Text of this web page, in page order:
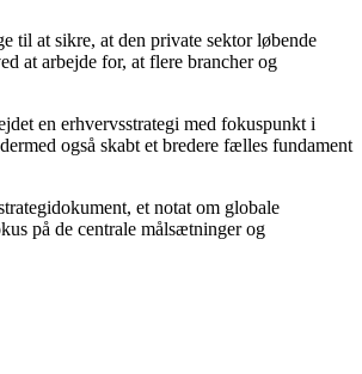
til at sikre, at den private sektor løbende
at arbejde for, at flere brancher og
en erhvervsstrategi med fokuspunkt i
også skabt et bredere fælles fundament
et notat om globale
på de centrale målsætninger og